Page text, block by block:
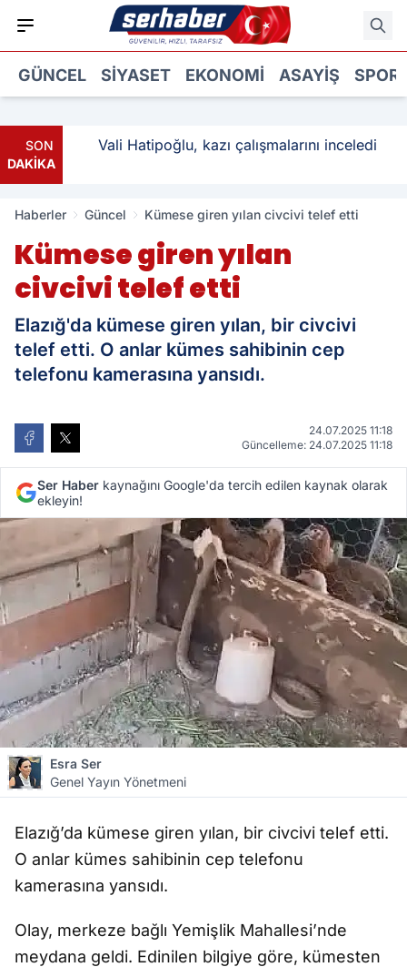
GÜNCEL SIYASET EKONOMI ASAYIŞ SPOR
SON
DAKİKA
Vali Hatipoğlu, kazı çalışmalarını inceledi
Haberler Güncel Kümese giren yılan civcivi telef etti
Kümese giren yılan
civcivi telef etti
Elazığ'da kümese giren yılan, bir civcivi
telef etti. O anlar kümes sahibinin cep
telefonu kamerasına yansıdı.
24.07.2025 11:18
Güncelleme: 24.07.2025 11:18
Ser Haber kaynağını Google'da tercih edilen kaynak olarak
ekleyin!
Esra Ser
Genel Yayın Yönetmeni
Elazığ’da kümese giren yılan, bir civcivi telef etti.
O anlar kümes sahibinin cep telefonu
kamerasına yansıdı.
Olay, merkeze bağlı Yemişlik Mahallesi’nde
meydana geldi. Edinilen bilgiye göre, kümesten